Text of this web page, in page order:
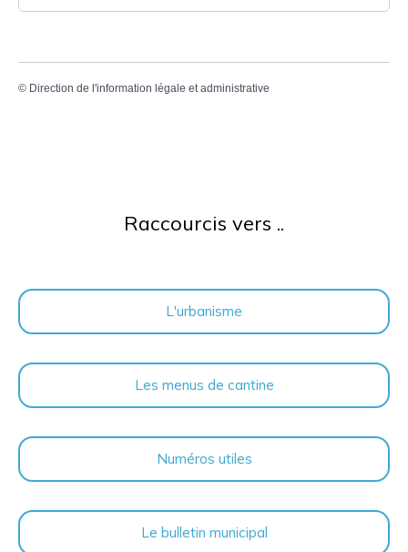
© Direction de l'information légale et administrative
Raccourcis vers ..
L'urbanisme
Les menus de cantine
Numéros utiles
Le bulletin municipal